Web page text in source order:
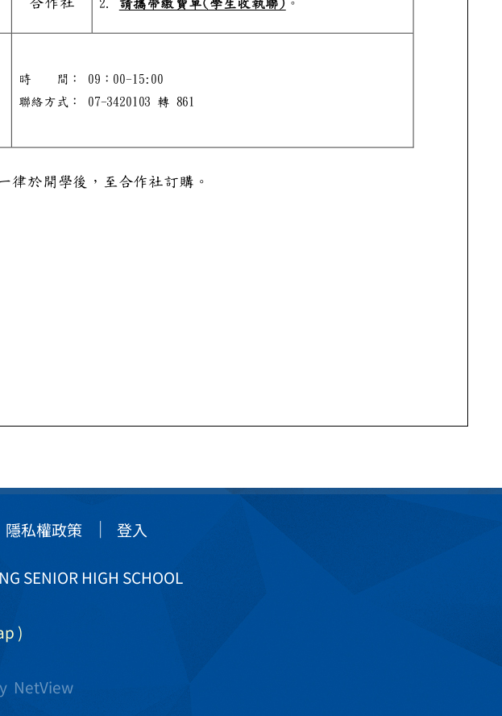
隱私權政策 登入
SENIOR HIGH SCHOOL
)
NetView